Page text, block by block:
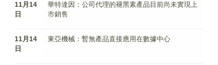
11月14
日
華特達因：公司代理的褪黑素產品目前尚未實現上
市銷售
11月14
日
東亞機械：暫無產品直接應用在數據中心